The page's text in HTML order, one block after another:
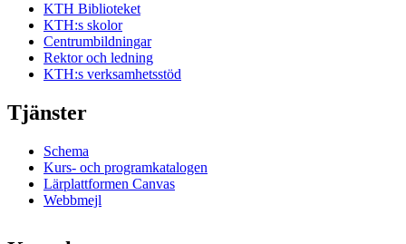
KTH Biblioteket
KTH:s skolor
Centrumbildningar
Rektor och ledning
KTH:s verksamhetsstöd
Tjänster
Schema
Kurs- och programkatalogen
Lärplattformen Canvas
Webbmejl